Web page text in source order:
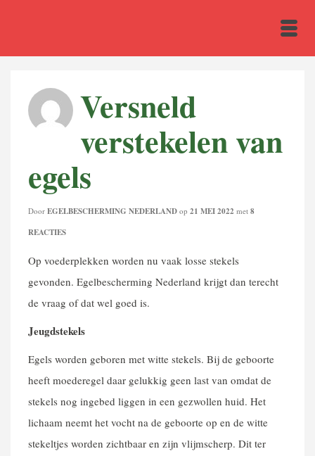
Versneld
verstekelen van
egels
Door EGELBESCHERMING NEDERLAND op 21 MEI 2022 met 8
REACTIES
Op voederplekken worden nu vaak losse stekels
gevonden. Egelbescherming Nederland krijgt dan terecht
de vraag of dat wel goed is.
Jeugdstekels
Egels worden geboren met witte stekels. Bij de geboorte
heeft moederegel daar gelukkig geen last van omdat de
stekels nog ingebed liggen in een gezwollen huid. Het
lichaam neemt het vocht na de geboorte op en de witte
stekeltjes worden zichtbaar en zijn vlijmscherp. Dit ter